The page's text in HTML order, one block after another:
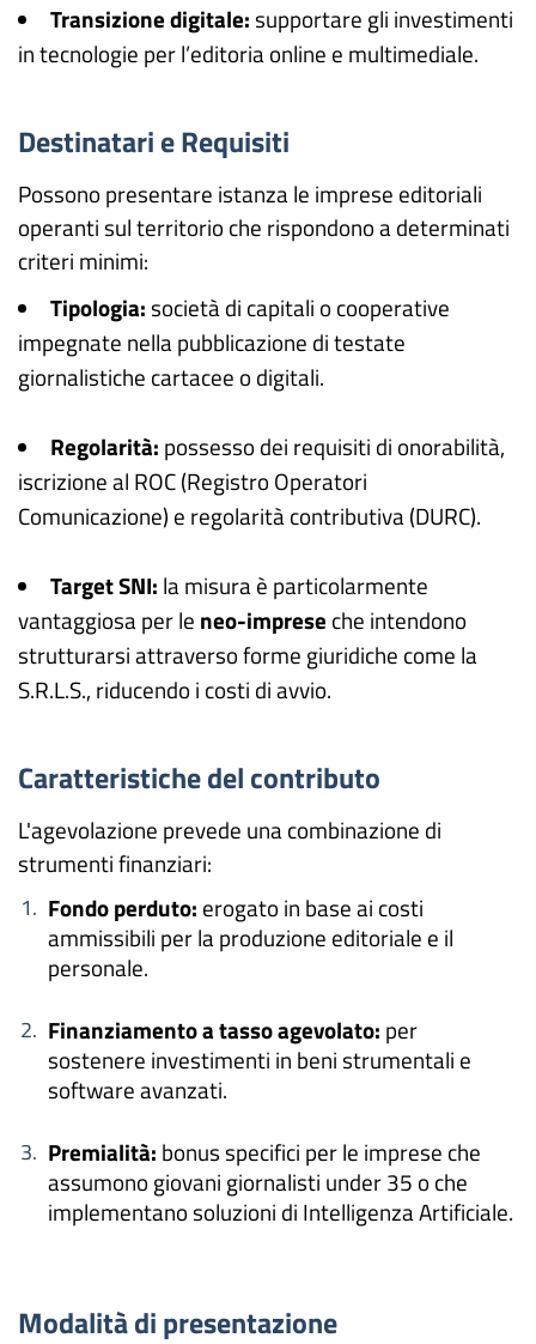
Transizione digitale: supportare gli investimenti
in tecnologie per l’editoria online e multimediale.
Destinatari e Requisiti
Possono presentare istanza le imprese editoriali
operanti sul territorio che rispondono a determinati
criteri minimi:
Tipologia: società di capitali o cooperative
impegnate nella pubblicazione di testate
giornalistiche cartacee o digitali.
Regolarità: possesso dei requisiti di onorabilità,
iscrizione al ROC (Registro Operatori
Comunicazione) e regolarità contributiva (DURC).
Target SNI: la misura è particolarmente
vantaggiosa per le neo-imprese che intendono
strutturarsi attraverso forme giuridiche come la
S.R.L.S., riducendo i costi di avvio.
Caratteristiche del contributo
L'agevolazione prevede una combinazione di
strumenti finanziari:
Fondo perduto: erogato in base ai costi
ammissibili per la produzione editoriale e il
personale.
Finanziamento a tasso agevolato: per
sostenere investimenti in beni strumentali e
software avanzati.
Premialità: bonus specifici per le imprese che
assumono giovani giornalisti under 35 o che
implementano soluzioni di Intelligenza Artificiale.
Modalità di presentazione